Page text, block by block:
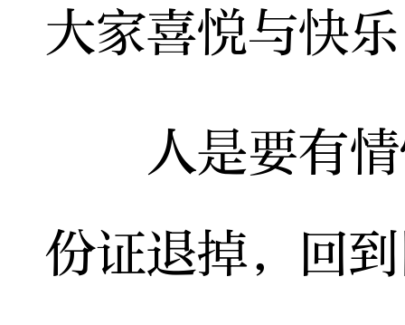
大家喜悦与快
人是要有情
份证退掉，回